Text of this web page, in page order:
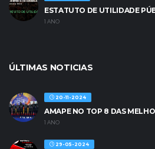
ESTATUTO DE UTILIDADE
1 ANO
ÚLTIMAS NOTICIAS
20-11-2024
AMAPE NO TOP 8 DAS
1 ANO
29-05-2024